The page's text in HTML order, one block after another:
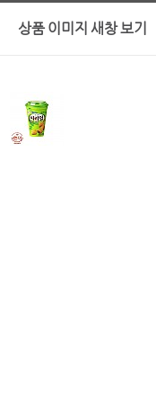
상품 이미지 새창 보기